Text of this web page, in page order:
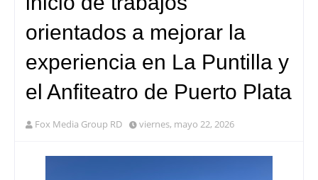
orientados a mejorar la
experiencia en La Puntilla y
el Anfiteatro de Puerto Plata
Fox Media Group RD viernes, mayo 22, 2026